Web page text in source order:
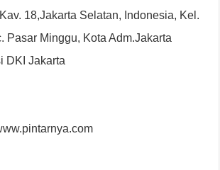
18,Jakarta Selatan, Indonesia, Kel.
Pasar Minggu, Kota Adm.Jakarta
DKI Jakarta